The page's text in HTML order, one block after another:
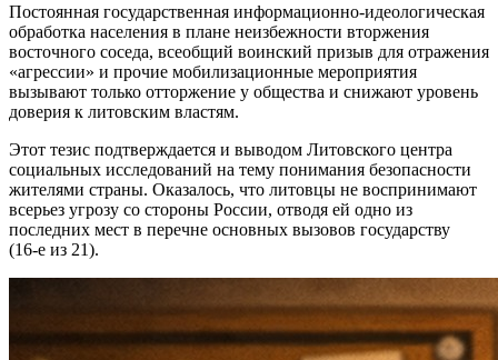
Постоянная государственная информационно-идеологическая
обработка населения в плане неизбежности вторжения
восточного соседа, всеобщий воинский призыв для отражения
«агрессии» и прочие мобилизационные мероприятия
вызывают только отторжение у общества и снижают уровень
доверия к литовским властям.
Этот тезис подтверждается и выводом Литовского центра
социальных исследований на тему понимания безопасности
жителями страны. Оказалось, что литовцы не воспринимают
всерьез угрозу со стороны России, отводя ей одно из
последних мест в перечне основных вызовов государству
(16‑е из 21).